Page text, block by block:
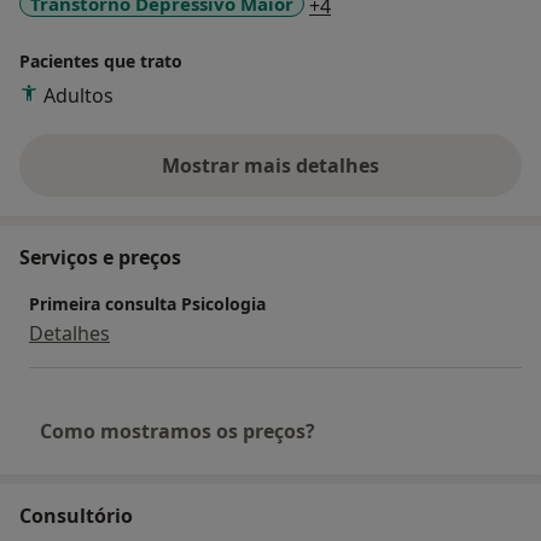
+4
Pacientes que trato
Adultos
Mostrar mais detalhes
sobre a experiência
Serviços e preços
Primeira consulta Psicologia
Detalhes
Como mostramos os preços?
Consultório